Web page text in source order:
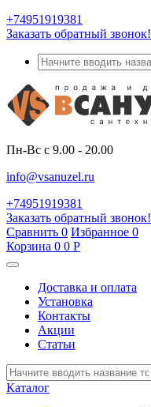
+74951919381
Заказать обратный звонок!
Пн-Вс с 9.00 - 20.00
info@vsanuzel.ru
+74951919381
Заказать обратный звонок!
Сравнить 0 Избранное 0
Корзина 0 0 Р
Доставка и оплата
Установка
Контакты
Акции
Статьи
Каталог